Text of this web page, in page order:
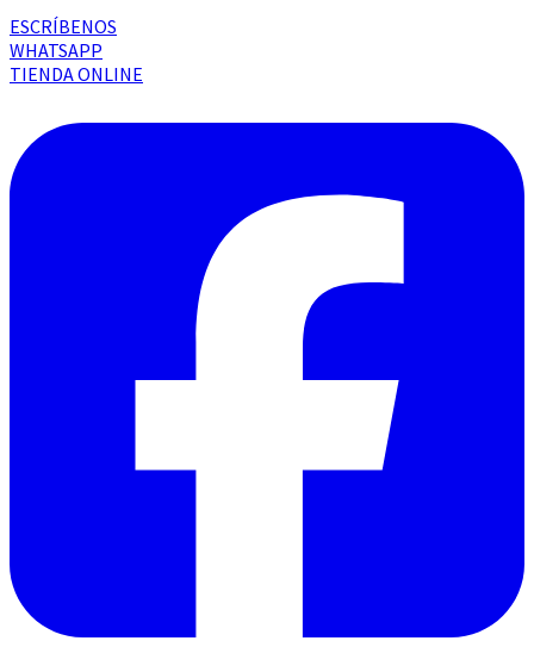
ESCRÍBENOS
WHATSAPP
TIENDA ONLINE